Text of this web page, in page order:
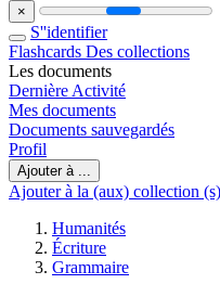
×
S''identifier
Flashcards Des collections
Les documents
Dernière Activité
Mes documents
Documents sauvegardés
Profil
Ajouter à ...
Ajouter à la (aux) collection (s)
Humanités
Écriture
Grammaire